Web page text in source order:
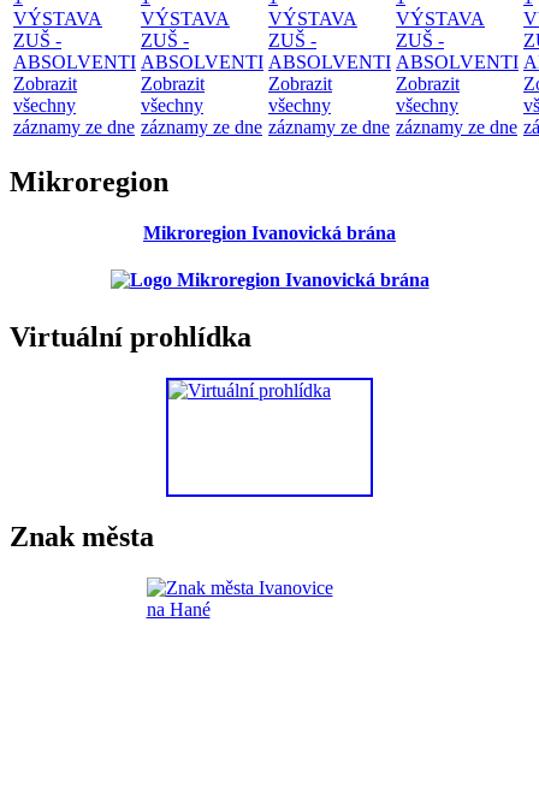
VÝSTAVA
ZUŠ -
ABSOLVENTI
Zobrazit
všechny
záznamy ze dne
VÝSTAVA
ZUŠ -
ABSOLVENTI
Zobrazit
všechny
záznamy ze dne
VÝSTAVA
ZUŠ -
ABSOLVENTI
Zobrazit
všechny
záznamy ze dne
VÝSTAVA
ZUŠ -
ABSOLVENTI
Zobrazit
všechny
záznamy ze dne
Mikroregion
Mikroregion Ivanovická brána
Virtuální prohlídka
Znak města